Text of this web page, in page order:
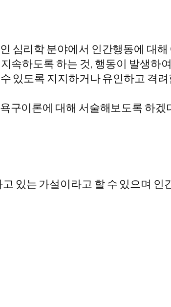
심리학 분야에서 인간행동에 대
속하도록 하는 것, 행동이 발생하
있도록 지지하거나 유인하고 격
구이론에 대해 서술해보도록 하겠
있는 가설이라고 할 수 있으며 인